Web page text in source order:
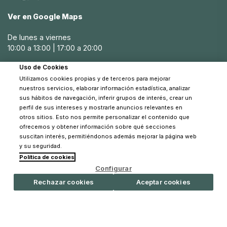
bolsos para carritos de bebé Joolz de Pinpi vienen en una
cualquier estilo de carrito. También incluyen
características adicionales como bolsillos térmicos para
mantener la temperatura de los biberones y
Diferencias entre bolsos para carritos de
bebé Joolz y bolsos de maternidad
Aunque ambos tipos de bolsos están diseñados para
llevar artículos esenciales del bebé, los bolsos para
carritos de bebé Joolz están específicamente diseñados
para colgarse del carrito y ofrecen una organización más
estructurada con compartimentos y bolsillos específicos.
Los bolsos de maternidad, por otro lado, pueden ser más
grandes y versátiles, adecuados tanto para el carrito
Ver en Google Maps
De lunes a viernes
10:00 a 13:00 | 17:00 a 20:00
Sábados
10:30 a 14:00
© 2026 Pinpi - Todos los derechos reservados
Uso de Cookies
Utilizamos cookies propias y de terceros para mejorar
nuestros servicios, elaborar información estadística, analizar
sus hábitos de navegación, inferir grupos de interés, crear un
perfil de sus intereses y mostrarle anuncios relevantes en
otros sitios. Esto nos permite personalizar el contenido que
ofrecemos y obtener información sobre qué secciones
suscitan interés, permitiéndonos además mejorar la página web
y su seguridad.
Política de cookies
Configurar
Rechazar cookies
Aceptar cookies